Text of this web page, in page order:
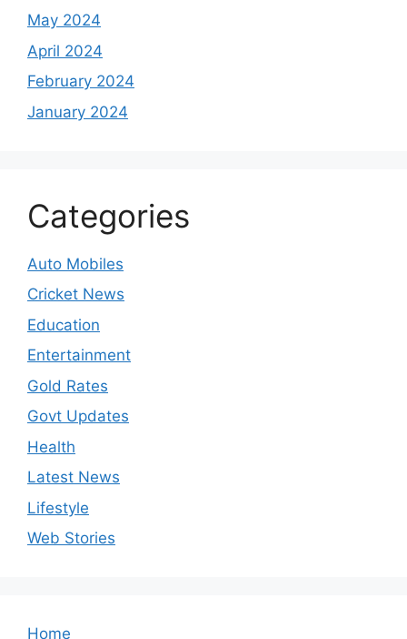
May 2024
April 2024
February 2024
January 2024
Categories
Auto Mobiles
Cricket News
Education
Entertainment
Gold Rates
Govt Updates
Health
Latest News
Lifestyle
Web Stories
Home